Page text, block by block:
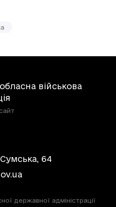
військова
64
державної адміністрації